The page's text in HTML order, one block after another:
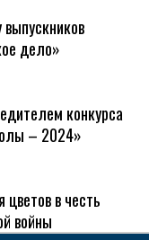
дело»
конкурса
– 2024»
в честь
войны